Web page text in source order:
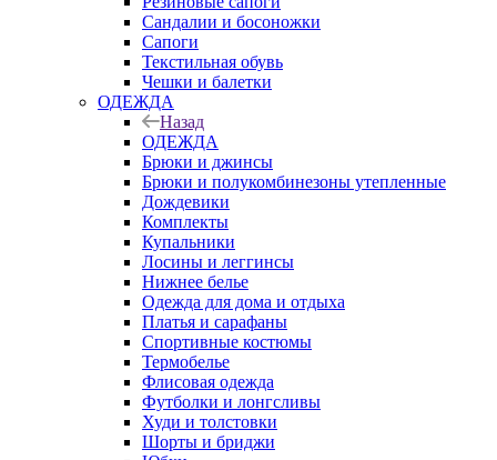
Сандалии и босоножки
Сапоги
Текстильная обувь
Чешки и балетки
ОДЕЖДА
Назад
ОДЕЖДА
Брюки и джинсы
Брюки и полукомбинезоны утепленные
Дождевики
Комплекты
Купальники
Лосины и леггинсы
Нижнее белье
Одежда для дома и отдыха
Платья и сарафаны
Спортивные костюмы
Термобелье
Флисовая одежда
Футболки и лонгсливы
Худи и толстовки
Шорты и бриджи